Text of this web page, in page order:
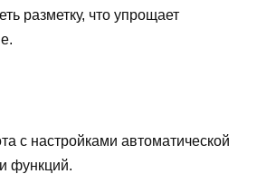
разметку, что упрощает
с настройками автоматической
функций.